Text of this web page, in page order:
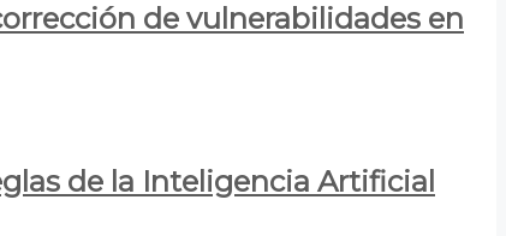
de vulnerabilidades en
de la Inteligencia Artificial